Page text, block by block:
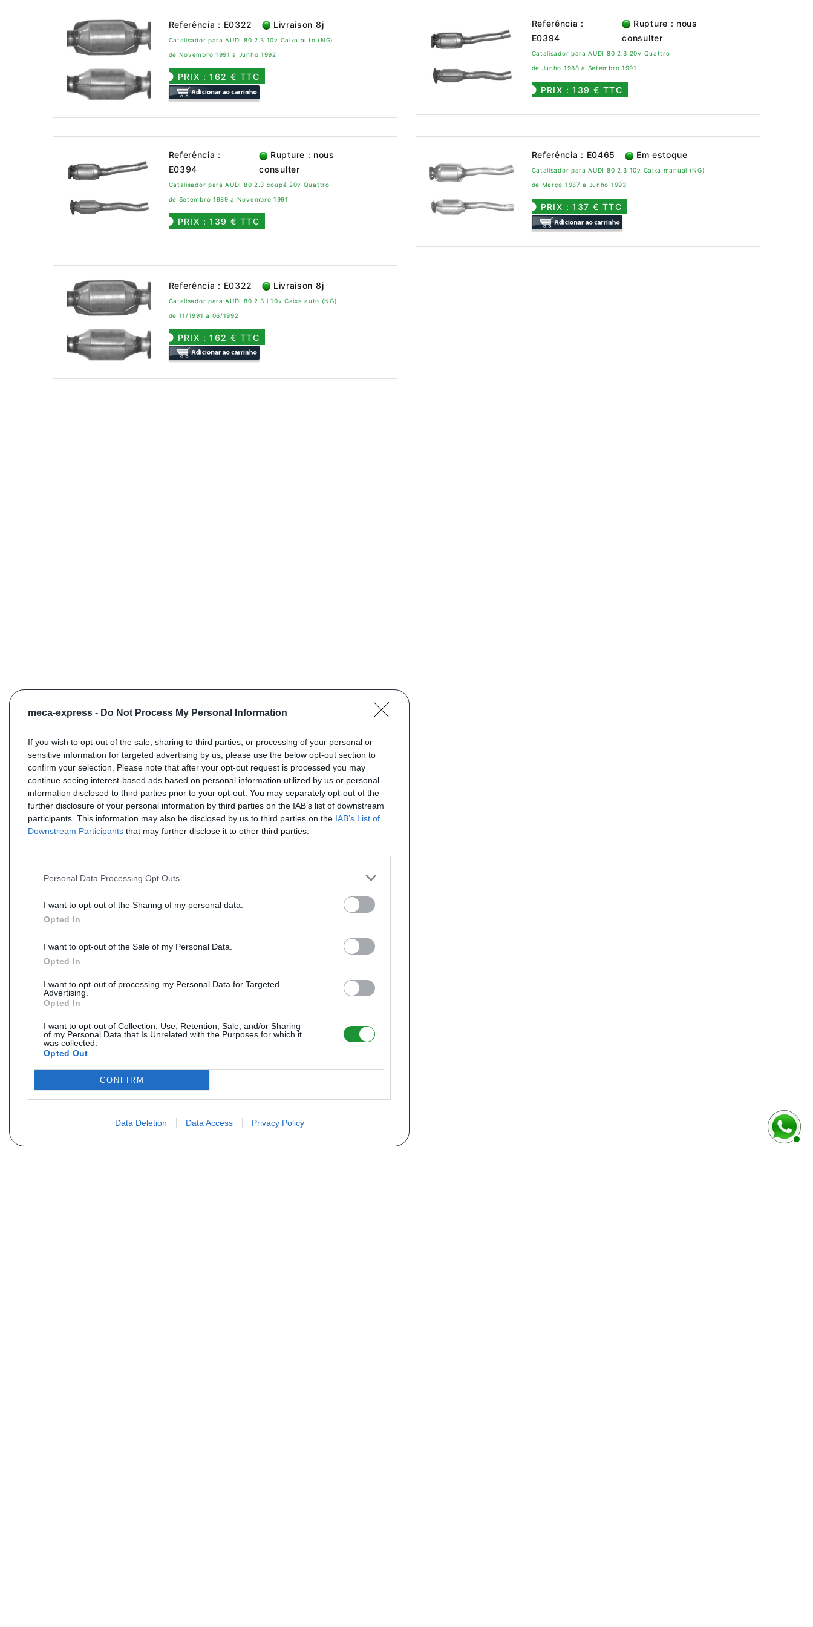
meca-express - Do Not Process My Personal Information
If you wish to opt-out of the sale, sharing to third parties, or processing of your personal or
sensitive information for targeted advertising by us, please use the below opt-out section to
confirm your selection. Please note that after your opt-out request is processed you may
continue seeing interest-based ads based on personal information utilized by us or personal
information disclosed to third parties prior to your opt-out. You may separately opt-out of the
further disclosure of your personal information by third parties on the IAB’s list of downstream
participants. This information may also be disclosed by us to third parties on the IAB’s List of
Downstream Participants that may further disclose it to other third parties.
Personal Data Processing Opt Outs
I want to opt-out of the Sharing of my personal data.
Opted In
I want to opt-out of the Sale of my Personal Data.
Opted In
I want to opt-out of processing my Personal Data for Targeted
Advertising.
Opted In
I want to opt-out of Collection, Use, Retention, Sale, and/or Sharing
of my Personal Data that Is Unrelated with the Purposes for which it
was collected.
Opted Out
CONFIRM
Data Deletion Data Access Privacy Policy
Referência : E0322 Livraison 8j
Catalisador para AUDI 80 2.3 10v Caixa auto (NG)
de Novembro 1991 a Junho 1992
PRIX : 162 € TTC
Referência :
E0394
Rupture : nous
consulter
Catalisador para AUDI 80 2.3 20v Quattro
de Junho 1988 a Setembro 1991
PRIX : 139 € TTC
Referência :
E0394
Rupture : nous
consulter
Catalisador para AUDI 80 2.3 coupé 20v Quattro
de Setembro 1989 a Novembro 1991
PRIX : 139 € TTC
Referência : E0465 Em estoque
Catalisador para AUDI 80 2.3 10v Caixa manual (NG)
de Março 1987 a Junho 1993
PRIX : 137 € TTC
Referência : E0322 Livraison 8j
Catalisador para AUDI 80 2.3 i 10v Caixa auto (NG)
de 11/1991 a 06/1992
PRIX : 162 € TTC